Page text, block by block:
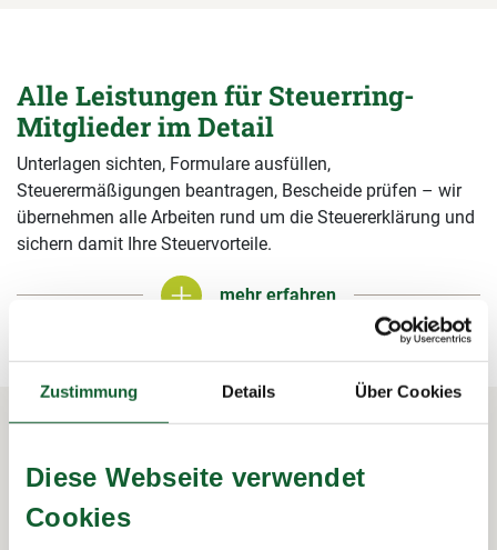
Zustimmung Details Über Cookies
Diese Webseite verwendet
Cookies
Alle Leistungen für Steuerring-
Mitglieder im Detail
Unterlagen sichten, Formulare ausfüllen,
Steuerermäßigungen beantragen, Bescheide prüfen – wir
übernehmen alle Arbeiten rund um die Steuererklärung und
sichern damit Ihre Steuervorteile.
mehr erfahren
mehr erfahren
In 3 Schritten zur Steuererklärung.
So funktioniert's: